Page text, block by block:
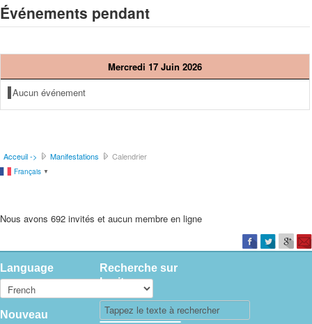
Événements pendant
Mercredi 17 Juin 2026
Aucun événement
Acceuil -> Manifestations Calendrier
Français ▼
Nous avons 692 invités et aucun membre en ligne
Language
Nouveau
Recherche sur
le site